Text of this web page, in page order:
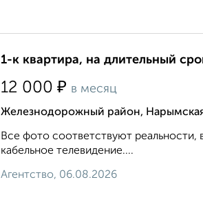
1-к квартира, на длительный
12 000 ₽ в месяц
Железнодорожный район,
Все фото соответствуют реальности,
кабельное телевидение....
Агентство, 06.08.2026